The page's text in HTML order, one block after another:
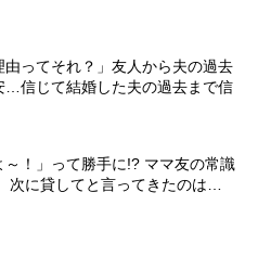
由ってそれ？」友人から夫の過去
…信じて結婚した夫の過去まで信
～！」って勝手に!? ママ友の常識
次に貸してと言ってきたのは…